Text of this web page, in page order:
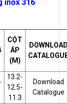
inox 316
CỘT
ÁP
(M)
13.2-
12.5-
11.3
Download
Catalogue